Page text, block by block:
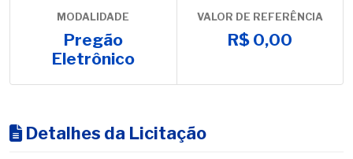
MODALIDADE
Pregão
Eletrônico
VALOR DE REFERÊNCIA
R$ 0,00
Detalhes da Licitação